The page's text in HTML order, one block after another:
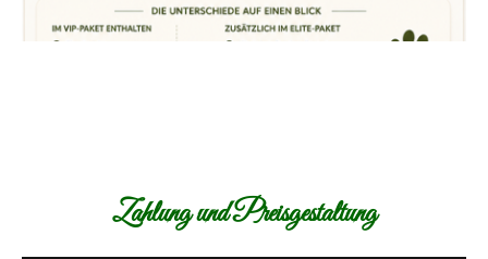
Zahlung und Preisgestaltung